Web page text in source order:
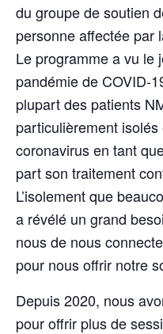
du groupe de soutien
personne affectée par
Le programme a vu le
pandémie de COVID-
plupart des patients
particulièrement
coronavirus en tant
part son traitement
L’isolement que
a révélé un grand
nous de nous
pour nous offrir notre
Depuis 2020, nous
pour offrir plus de